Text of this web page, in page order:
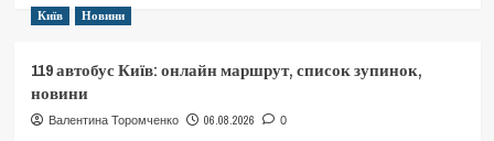
Київ Новини
119 автобус Київ: онлайн маршрут, список зупинок,
новини
Валентина Торомченко 06.08.2026 0